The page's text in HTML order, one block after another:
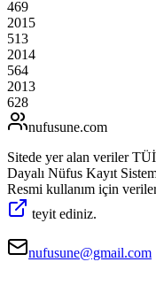
469
2015
513
2014
564
2013
628
nufusune.com
Sitede yer alan veriler
Dayalı Nüfus Kayıt
Resmi kullanım için
teyit ediniz.
nufusune@gmail.com